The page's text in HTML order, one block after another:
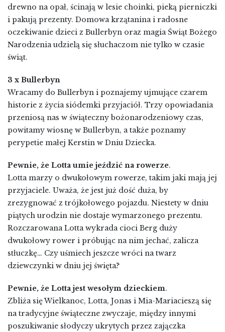
drewno na opał, ścinają w lesie choinki, pieką pierniczki
i pakują prezenty. Domowa krzątanina i radosne
oczekiwanie dzieci z Bullerbyn oraz magia Świąt Bożego
Narodzenia udzielą się słuchaczom nie tylko w czasie
świąt.
3 x Bullerbyn
Wracamy do Bullerbyn i poznajemy ujmujące czarem
historie z życia siódemki przyjaciół. Trzy opowiadania
przeniosą nas w świąteczny bożonarodzeniowy czas,
powitamy wiosnę w Bullerbyn, a także poznamy
perypetie małej Kerstin w Dniu Dziecka.
Pewnie, że Lotta umie jeździć na rowerze.
Lotta marzy o dwukołowym rowerze, takim jaki mają jej
przyjaciele. Uważa, że jest już dość duża, by
zrezygnować z trójkołowego pojazdu. Niestety w dniu
piątych urodzin nie dostaje wymarzonego prezentu.
Rozczarowana Lotta wykrada cioci Berg duży
dwukołowy rower i próbując na nim jechać, zalicza
stłuczkę… Czy uśmiech jeszcze wróci na twarz
dziewczynki w dniu jej święta?
Pewnie, że Lotta jest wesołym dzieckiem.
Zbliża się Wielkanoc, Lotta, Jonas i Mia-Mariacieszą się
na tradycyjne świąteczne zwyczaje, między innymi
poszukiwanie słodyczy ukrytych przez zajączka